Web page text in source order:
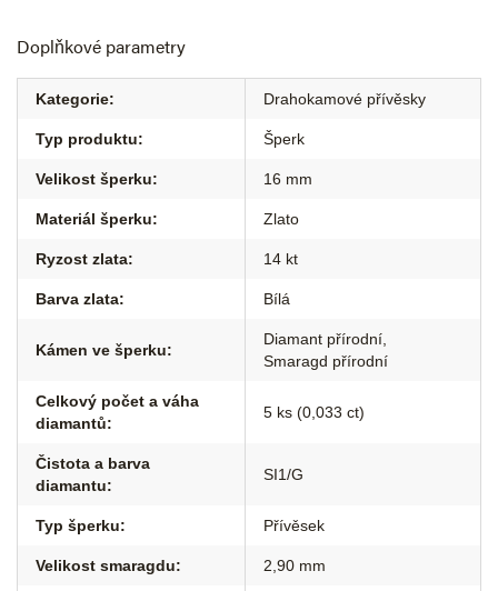
Doplňkové parametry
Kategorie: Drahokamové přívěsky
Typ produktu: Šperk
Velikost šperku: 16 mm
Materiál šperku: Zlato
Ryzost zlata: 14 kt
Barva zlata: Bílá
Kámen ve šperku:
Diamant přírodní
Smaragd přírodní
Celkový počet a váha
diamantů:
5 ks (0,033 ct)
Čistota a barva
diamantu:
SI1/G
Typ šperku: Přívěsek
Velikost smaragdu: 2,90 mm